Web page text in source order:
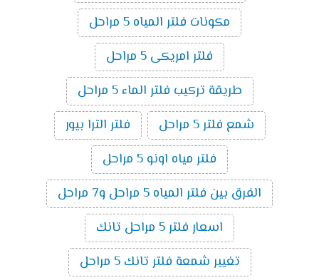
مكونات فلتر المياه 5 مراحل
فلتر امريكى 5 مراحل
طريقة تركيب فلتر الماء 5 مراحل
شمع فلتر 5 مراحل
فلتر الترا بيور
فلتر مياه اونو 5 مراحل
الفرق بين فلتر المياه 5 مراحل و7 مراحل
اسعار فلتر 5 مراحل تانك
تغيير شمعة فلتر تانك 5 مراحل